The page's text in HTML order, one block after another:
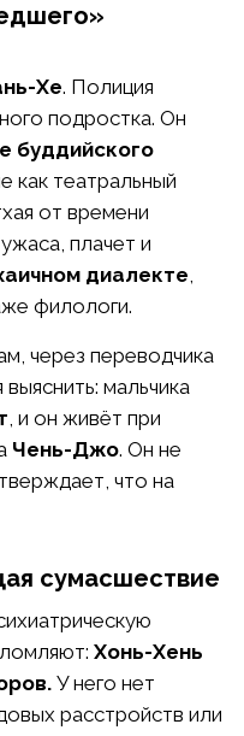
Хе. Полиция
подростка. Он
буддийского
как театральный
от времени
плачет и
диалекте,
филологи.
через переводчика
мальчика
, и он живёт при
Чень-Джо. Он не
что на
сумасшествие
Хонь-Хень
У него нет
расстройств или